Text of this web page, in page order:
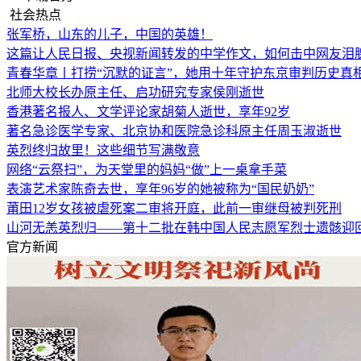
社会热点
张军桥，山东的儿子，中国的英雄！
这篇让人民日报、央视新闻转发的中学作文，如何击中网友
青春华章丨打捞“沉默的证言”，她用十年守护东京审判历史真
北师大校长办原主任、启功研究专家侯刚逝世
香港著名报人、文学评论家胡菊人逝世，享年92岁
著名急诊医学专家、北京协和医院急诊科原主任周玉淑逝世
英烈终归故里！这些细节写满敬意
网络“云祭扫”，为天堂里的妈妈“做”上一桌拿手菜
表演艺术家陈奇去世，享年96岁的她被称为“国民奶奶”
莆田12岁女孩被虐死案二审将开庭，此前一审继母被判死刑
山河无恙英烈归——第十二批在韩中国人民志愿军烈士遗骸迎
官方新闻